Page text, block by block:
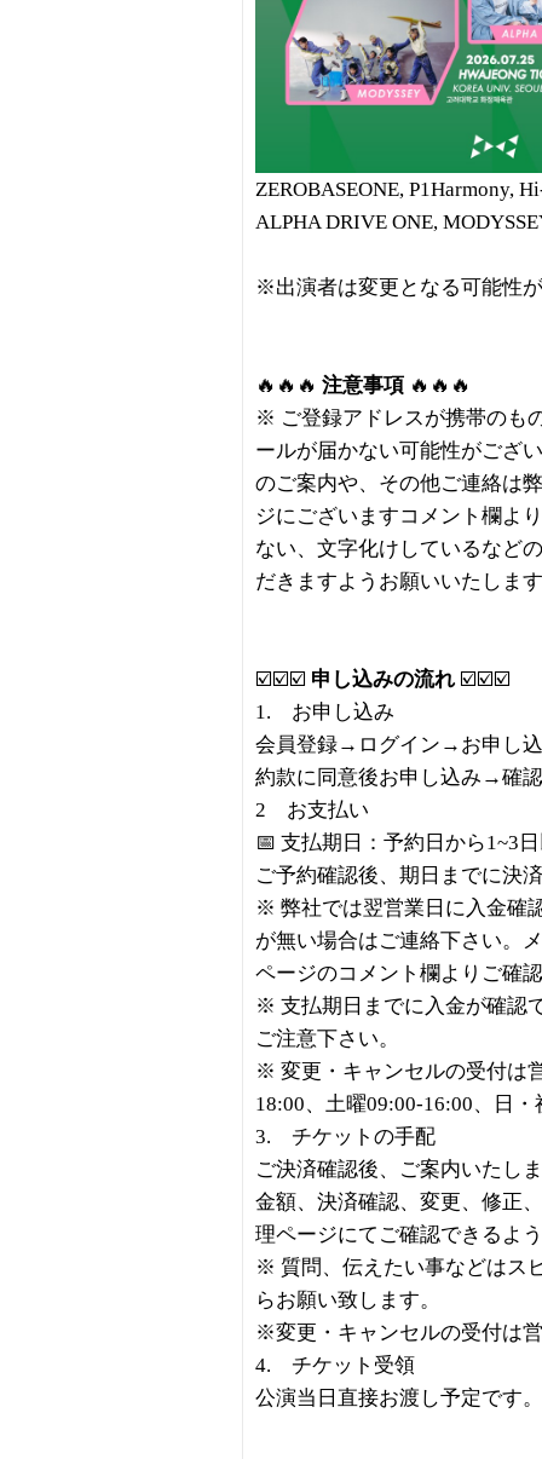
ZEROBASEONE, P1Harmony,
ALPHA DRIVE ONE,
※出演者は変更となる可能性
🔥🔥🔥 注意事項 🔥🔥🔥
※ ご登録アドレスが携帯のも
ールが届かない可能性がござ
のご案内や、その他ご連絡は
ジにございますコメント欄よ
ない、文字化けしているなど
だきますようお願いいたしま
☑️☑️☑️ 申し込みの流れ ☑️☑️☑️
1. お申し込み
会員登録→ログイン→お申し
約款に同意後お申し込み→確
2 お支払い
📅 支払期日：予約日から1~3
ご予約確認後、期日までに決
※ 弊社では翌営業日に入金確
が無い場合はご連絡下さい。
ページのコメント欄よりご確
※ 支払期日までに入金が確認
ご注意下さい。
※ 変更・キャンセルの受付は
18:00、土曜09:00-16:00、日
3. チケットの手配
ご決済確認後、ご案内いたし
金額、決済確認、変更、修正
理ページにてご確認できるよ
※ 質問、伝えたい事などはス
らお願い致します。
※変更・キャンセルの受付は
4. チケット受領
公演当日直接お渡し予定です。